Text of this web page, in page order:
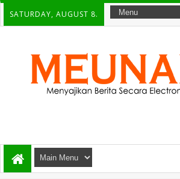
SATURDAY, AUGUST 8.